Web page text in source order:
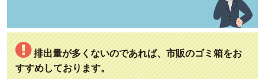
排出量が多くないのであれば、市販のゴミ箱をお
すすめしております。